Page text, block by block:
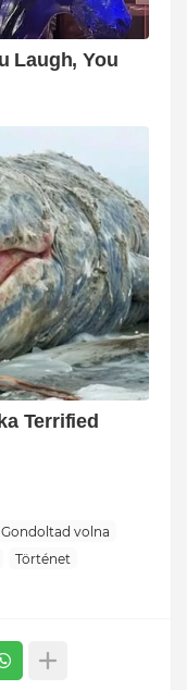
Gondoltad volna
Történet